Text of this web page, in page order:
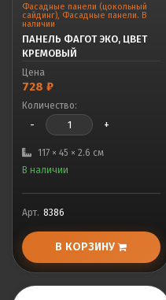
Фасадные панели (цокольный
сайдинг) Фасадные панели. В
наличии
ПАНЕЛЬ ФАГОТ ЭКО, ЦВЕТ
КРЕМОВЫЙ
Цена
728 ₽
Количество:
- +
117 × 45 × 2.6 см
В наличии
Арт. 8386
В КОРЗИНУ